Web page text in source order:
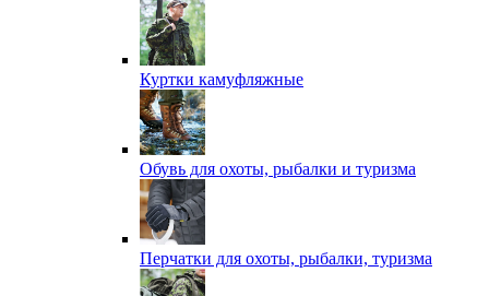
Куртки камуфляжные
Обувь для охоты, рыбалки и туризма
Перчатки для охоты, рыбалки, туризма